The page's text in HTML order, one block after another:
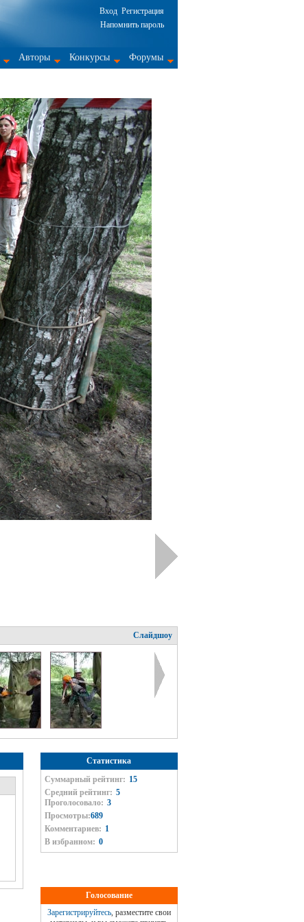
Вход Регистрация
Напомнить пароль
Авторы Конкурсы Форумы
Слайдшоу
Статистика
Суммарный рейтинг: 15
Средний рейтинг: 5
Проголосовало: 3
Просмотры:689
Комментариев: 1
В избранном: 0
Голосование
Зарегистрируйтесь, разместите свои